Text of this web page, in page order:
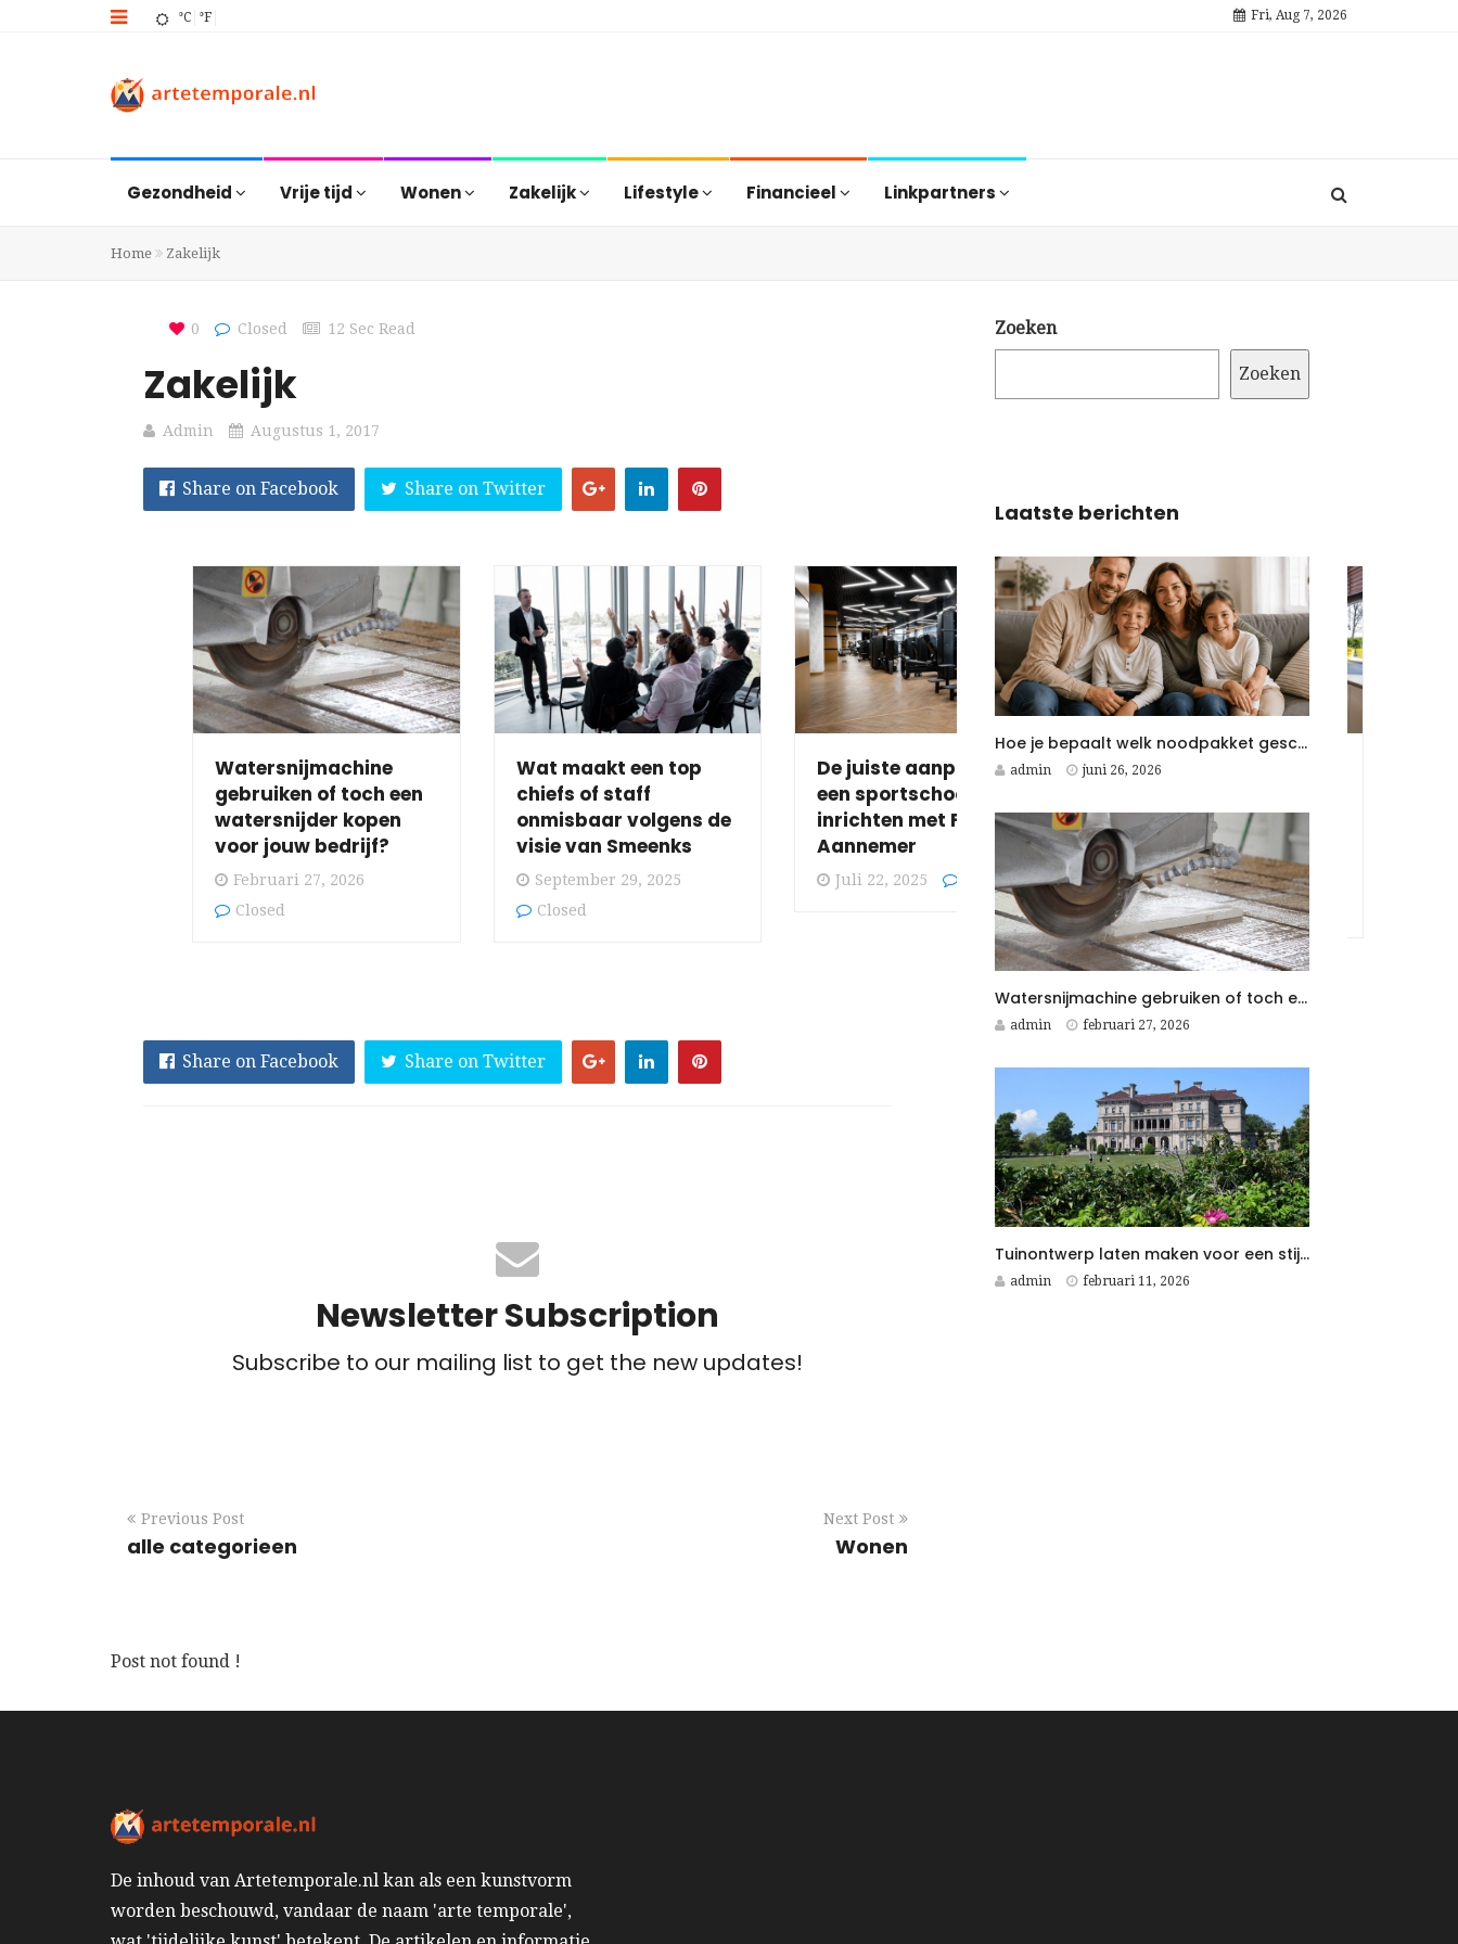
°C °F Fri, Aug 7, 2026
Gezondheid Vrije tijd Wonen Zakelijk Lifestyle Financieel Linkpartners
Home Zakelijk
0 Closed 12 Sec Read
Zakelijk
Admin Augustus 1, 2017
Share on Facebook Share on Twitter
Watersnijmachine
gebruiken of toch een
watersnijder kopen
voor jouw bedrijf?
Februari 27, 2026
Closed
Wat maakt een top
chiefs of staff
onmisbaar volgens de
visie van Smeenks
September 29, 2025
Closed
De juiste aanpak voor
een sportschool
inrichten met Fitness
Aannemer
Juli 22, 2025 Closed
Maak composteren
keuken composter voor
compost maken van
keukenafval
Juli 6, 2025 Closed
Share on Facebook Share on Twitter
Newsletter Subscription
Subscribe to our mailing list to get the new updates!
Previous Post
alle categorieen
Next Post
Wonen
Post not found !
Zoeken
Zoeken
Laatste berichten
Hoe je bepaalt welk noodpakket geschikt is voor jouw gezin
admin juni 26, 2026
Watersnijmachine gebruiken of toch een watersnijder kopen voor jouw bedrijf?
admin februari 27, 2026
Tuinontwerp laten maken voor een stijlvolle en onderhoudsvriendelijke villatuin
admin februari 11, 2026
De inhoud van Artetemporale.nl kan als een kunstvorm
worden beschouwd, vandaar de naam 'arte temporale',